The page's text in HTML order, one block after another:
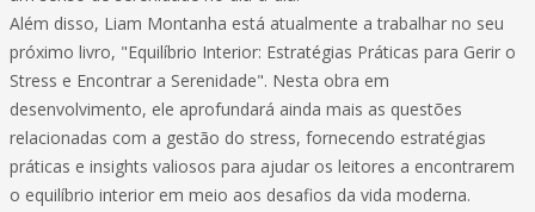
Além disso, Liam Montanha está atualmente a trabalhar no seu
próximo livro, "Equilíbrio Interior: Estratégias Práticas para Gerir o
Stress e Encontrar a Serenidade". Nesta obra em
desenvolvimento, ele aprofundará ainda mais as questões
relacionadas com a gestão do stress, fornecendo estratégias
práticas e insights valiosos para ajudar os leitores a encontrarem
o equilíbrio interior em meio aos desafios da vida moderna.